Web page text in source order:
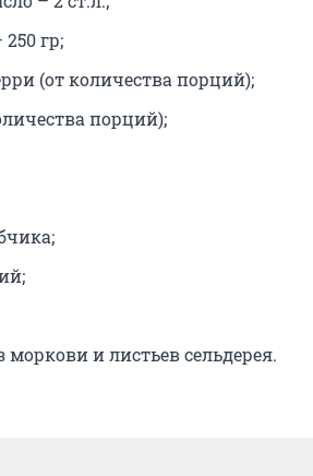
гр;
(от количества порций);
порций);
и листьев сельдерея.